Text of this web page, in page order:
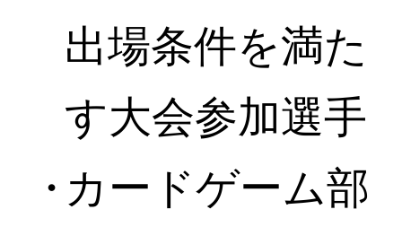
出場条件を満た
す大会参加選手
カードゲーム部